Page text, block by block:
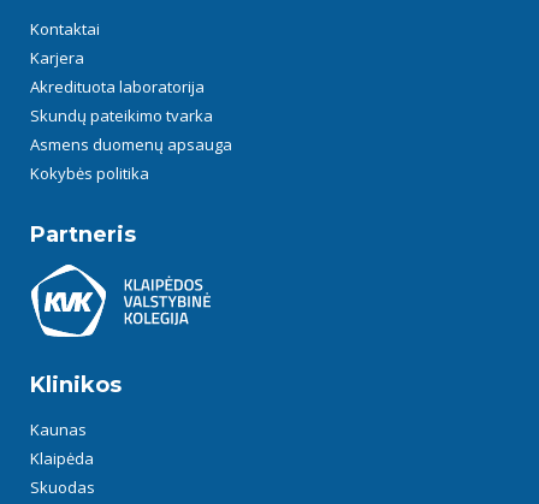
Kontaktai
Karjera
Akredituota laboratorija
Skundų pateikimo tvarka
Asmens duomenų apsauga
Kokybės politika
Partneris
Klinikos
Kaunas
Klaipėda
Skuodas